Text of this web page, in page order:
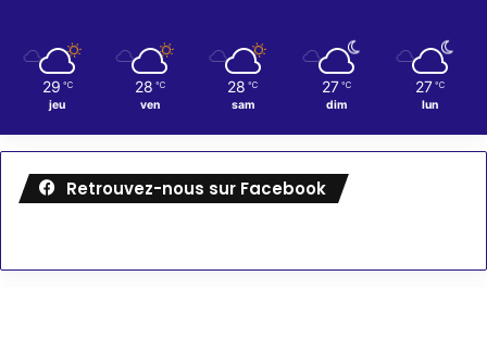
29 ℃
jeu
28 ℃
ven
28 ℃
sam
27 ℃
dim
27 ℃
lun
Retrouvez-nous sur Facebook